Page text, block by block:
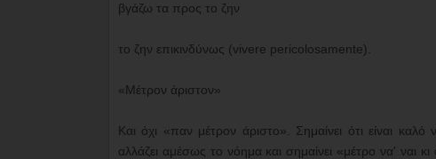
βγάζω τα προς το ζην
το ζην επικινδύνως (vivere pericolosamente).
«Μέτρον άριστον»
Και όχι «παν μέτρον άριστο». Σημαίνει ότι είναι
αλλάζει αμέσως το νόημα και σημαίνει «μέτρο να' ναι